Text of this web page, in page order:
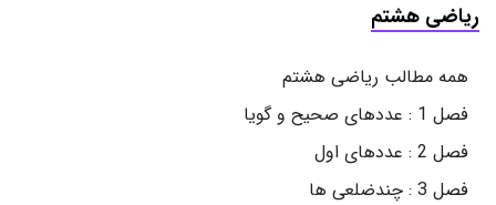
ریاضی هشتم
همه مطالب ریاضی هشتم
فصل 1 : عددهای صحیح و گویا
فصل 2 : عددهای اول
فصل 3 : چندضلعی ها